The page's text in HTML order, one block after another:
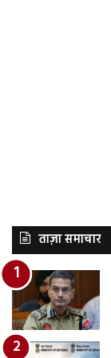
ताज़ा समाचार